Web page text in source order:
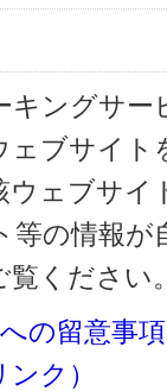
ングサー
ェブサイ
ェブサイ
等の情報
覧ください
の留意事
ク）